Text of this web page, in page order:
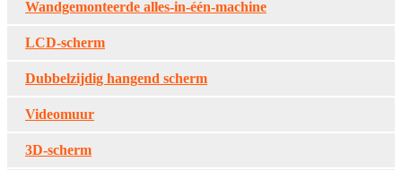
Wandgemonteerde alles-in-één-machine
LCD-scherm
Dubbelzijdig hangend scherm
Videomuur
3D-scherm